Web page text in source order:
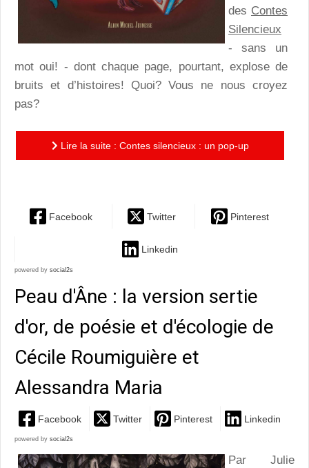
des Contes
Silencieux
- sans un
mot oui! - dont chaque page, pourtant, explose de
bruits et d’histoires! Quoi? Vous ne nous croyez
pas?
Lire la suite : Contes silencieux : un pop-up
Facebook Twitter Pinterest
Linkedin
powered by social2s
Peau d'Âne : la version sertie
d'or, de poésie et d'écologie de
Cécile Roumiguière et
Alessandra Maria
Facebook Twitter Pinterest Linkedin
powered by social2s
Par Julie